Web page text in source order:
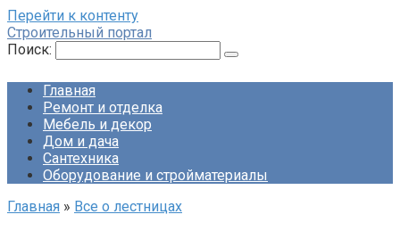
Перейти к контенту
Строительный портал
Поиск:
Главная
Ремонт и отделка
Мебель и декор
Дом и дача
Сантехника
Оборудование и стройматериалы
Главная » Все о лестницах